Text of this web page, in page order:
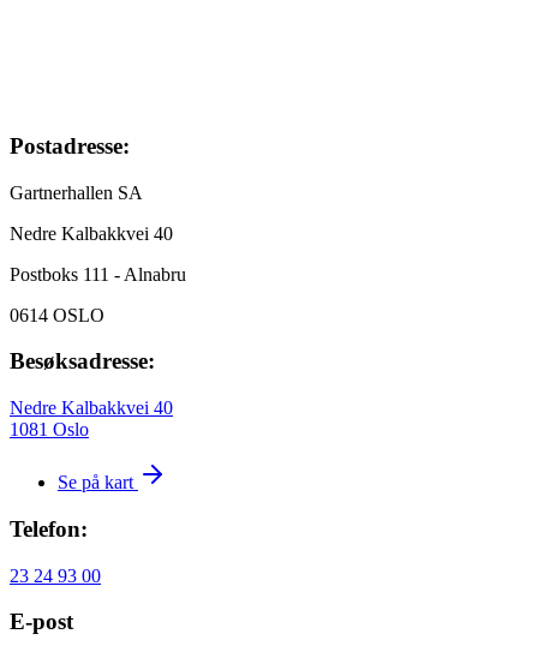
Postadresse:
Gartnerhallen SA
Nedre Kalbakkvei 40
Postboks 111 - Alnabru
0614 OSLO
Besøksadresse:
Nedre Kalbakkvei 40
1081 Oslo
Se på kart
Telefon:
23 24 93 00
E-post